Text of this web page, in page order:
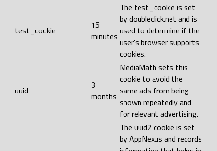
test_cookie
15
minutes
The test_cookie is set
by doubleclick.net and is
used to determine if the
user's browser supports
cookies.
uuid
3
months
MediaMath sets this
cookie to avoid the
same ads from being
shown repeatedly and
for relevant advertising.
The uuid2 cookie is set
by AppNexus and records